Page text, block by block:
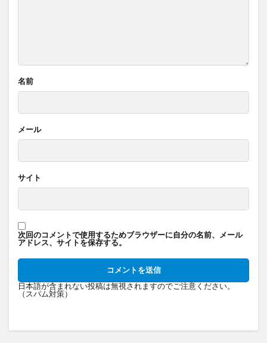
名前
メール
サイト
次回のコメントで使用するためブラウザーに自分の名前、メール
アドレス、サイトを保存する。
日本語が含まれない投稿は無視されますのでご注意ください。
（スパム対策）